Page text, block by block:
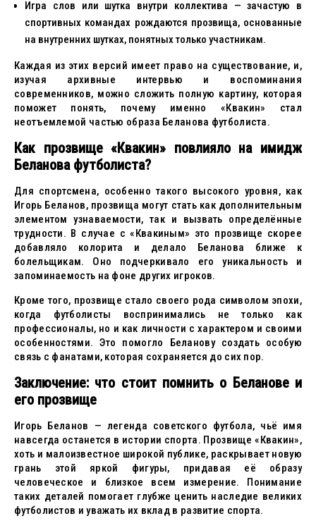
Игра слов или шутка внутри коллектива — зачастую в
спортивных командах рождаются прозвища, основанные
на внутренних шутках, понятных только участникам.
Каждая из этих версий имеет право на существование, и,
изучая архивные интервью и воспоминания
современников, можно сложить полную картину, которая
поможет понять, почему именно «Квакин» стал
неотъемлемой частью образа Беланова футболиста.
Как прозвище «Квакин» повлияло на имидж
Беланова футболиста?
Для спортсмена, особенно такого высокого уровня, как
Игорь Беланов, прозвища могут стать как дополнительным
элементом узнаваемости, так и вызвать определённые
трудности. В случае с «Квакиным» это прозвище скорее
добавляло колорита и делало Беланова ближе к
болельщикам. Оно подчеркивало его уникальность и
запоминаемость на фоне других игроков.
Кроме того, прозвище стало своего рода символом эпохи,
когда футболисты воспринимались не только как
профессионалы, но и как личности с характером и своими
особенностями. Это помогло Беланову создать особую
связь с фанатами, которая сохраняется до сих пор.
Заключение: что стоит помнить о Беланове и
его прозвище
Игорь Беланов — легенда советского футбола, чьё имя
навсегда останется в истории спорта. Прозвище «Квакин»,
хоть и малоизвестное широкой публике, раскрывает новую
грань этой яркой фигуры, придавая её образу
человеческое и близкое всем измерение. Понимание
таких деталей помогает глубже ценить наследие великих
футболистов и уважать их вклад в развитие спорта.